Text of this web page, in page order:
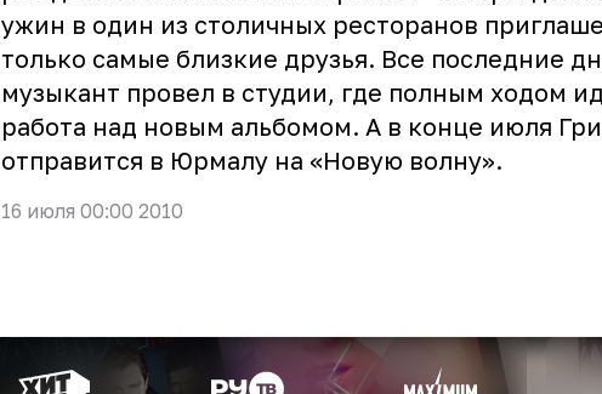
ужин в один из столичных ресторанов
только самые близкие друзья. Все последние
музыкант провел в студии, где полным ходом
работа над новым альбомом. А в конце июля
отправится в Юрмалу на «Новую волну».
16 июля 00:00 2010